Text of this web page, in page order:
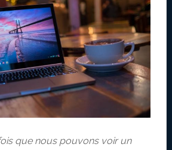
que nous pouvons voir un